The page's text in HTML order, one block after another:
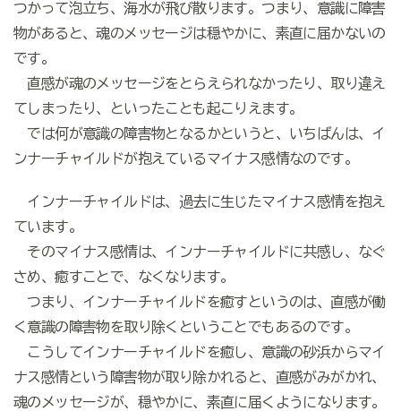
つかって泡立ち、海水が飛び散ります。つまり、意識に障害
物があると、魂のメッセージは穏やかに、素直に届かないの
です。
直感が魂のメッセージをとらえられなかったり、取り違え
てしまったり、といったことも起こりえます。
では何が意識の障害物となるかというと、いちばんは、イ
ンナーチャイルドが抱えているマイナス感情なのです。
インナーチャイルドは、過去に生じたマイナス感情を抱え
ています。
そのマイナス感情は、インナーチャイルドに共感し、なぐ
さめ、癒すことで、なくなります。
つまり、インナーチャイルドを癒すというのは、直感が働
く意識の障害物を取り除くということでもあるのです。
こうしてインナーチャイルドを癒し、意識の砂浜からマイ
ナス感情という障害物が取り除かれると、直感がみがかれ、
魂のメッセージが、穏やかに、素直に届くようになります。